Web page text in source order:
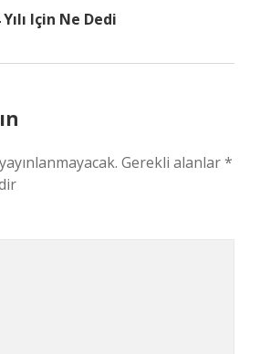
Için Ne Dedi
Gerekli alanlar*